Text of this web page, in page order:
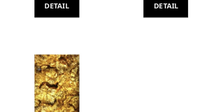
DETAIL DETAIL